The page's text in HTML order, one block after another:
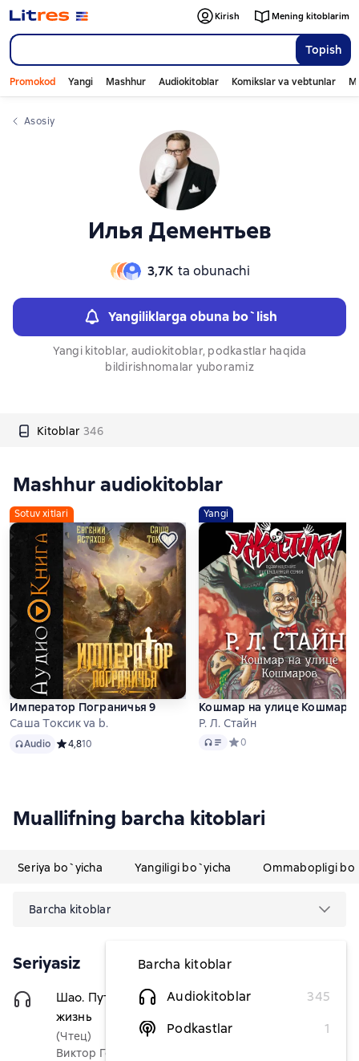
Topish
Kirish Mening kitoblarim
Promokod Yangi Mashhur Audiokitoblar Komikslar va vebtunlar
Asosiy
Илья Дементьев
3,7К ta obunachi
Yangiliklarga obuna bo`lish
Yangi kitoblar, audiokitoblar, podkastlar haqida
bildirishnomalar yuboramiz
Kitoblar 346
Слайдер с книгами
Mashhur audiokitoblar
Sotuv xitlari
Император Пограничья 9
Саша Токсик va b.
AudioAudio Средний рейтинг 4,8 на основе 10 оценок
4,810
Yangi
Кошмар на улице
Р. Л. Стайн
Audio Средний рейтинг 0 на
0
Muallifning barcha kitoblari
Seriya bo`yicha Yangiligi bo`yicha Ommabopligi
Barcha kitoblar
Barcha kitoblar
Audiokitoblar
345
Podkastlar
1
Seriyasiz
Шао. Путешествие длиною в
жизнь
(Чтец)
Виктор Горностаев
43 490,91 soʻm